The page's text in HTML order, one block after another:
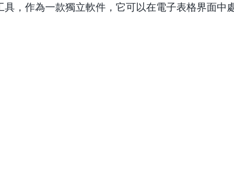
，作為一款獨立軟件，它可以在電子表格界面